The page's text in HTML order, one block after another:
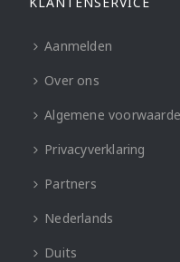
Aanmelden
Over ons
Algemene
Privacyverklaring
Partners
Nederlands
Duits